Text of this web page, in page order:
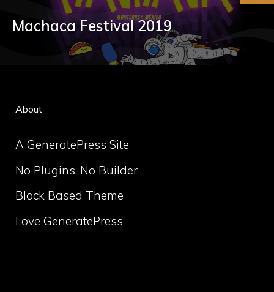
Machaca Festival 2019
About
A GeneratePress Site
No Plugins. No Builder
Block Based Theme
Love GeneratePress